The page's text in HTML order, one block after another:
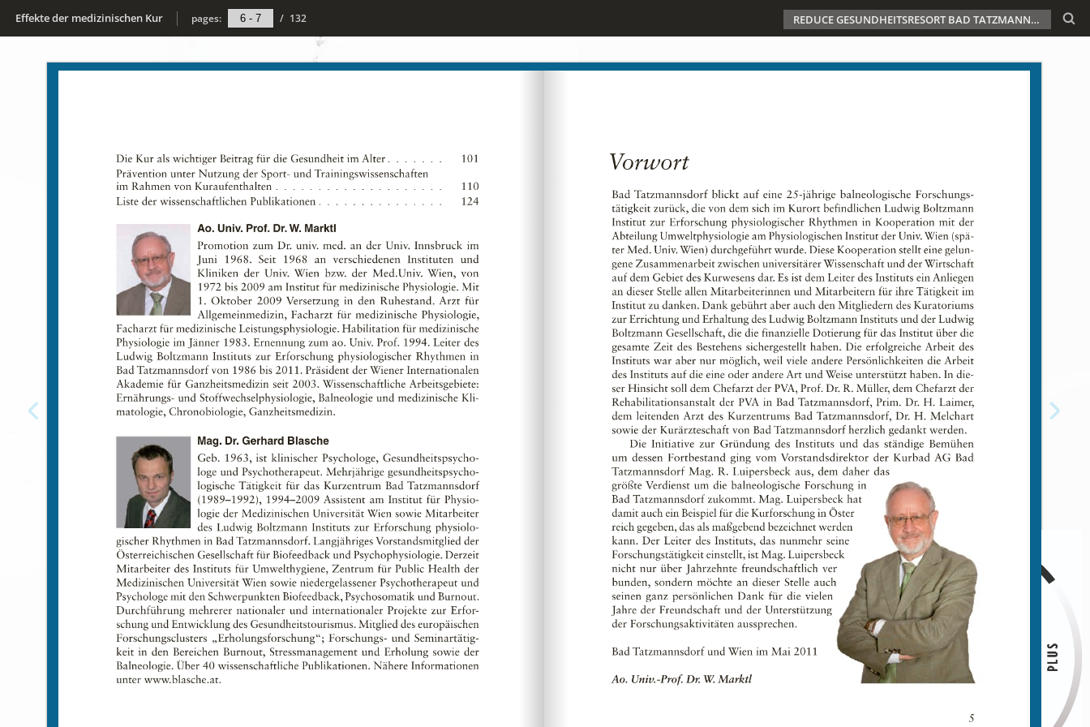
Effekte der medizinischen Kur pages: / 132 REDUCE GESUNDHEITSRESORT BAD TATZMANNSDORF